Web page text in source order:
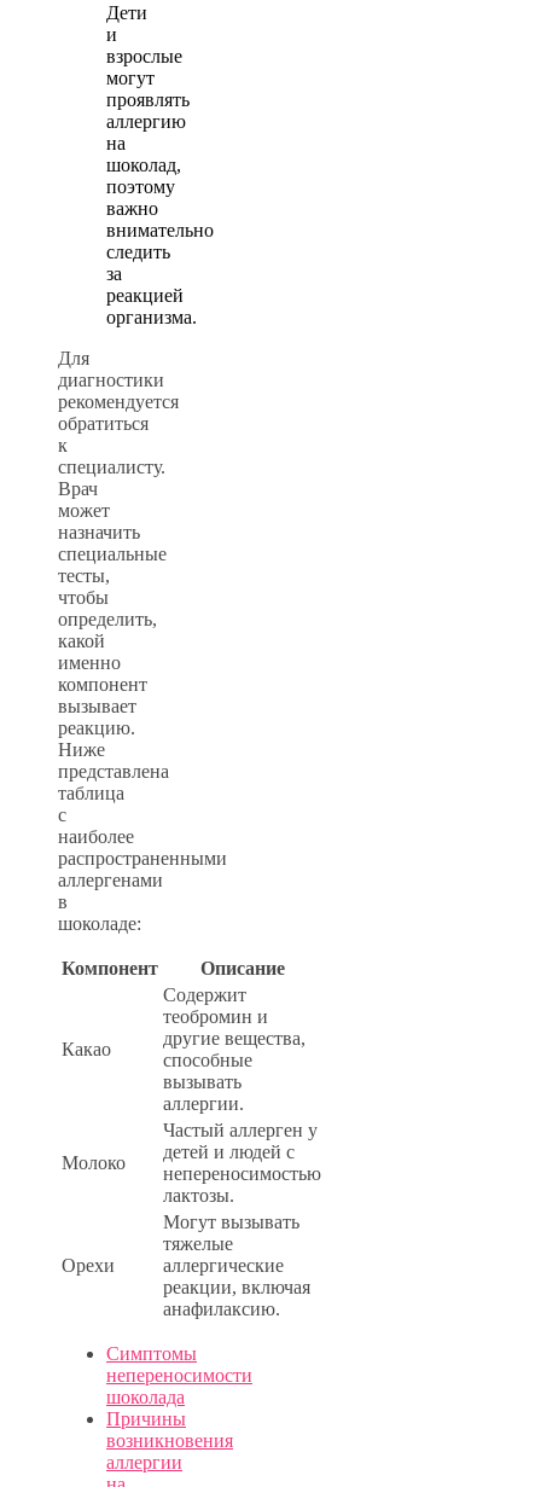
Дети
и
взрослые
могут
проявлять
аллергию
на
шоколад,
поэтому
важно
внимательно
следить
за
реакцией
организма.
Для
диагностики
рекомендуется
обратиться
к
специалисту.
Врач
может
назначить
специальные
тесты,
чтобы
определить,
какой
именно
компонент
вызывает
реакцию.
Ниже
представлена
таблица
с
наиболее
распространенными
аллергенами
в
шоколаде:
Компонент Описание
Какао
Содержит
теобромин и
другие вещества,
способные
вызывать
аллергии.
Молоко
Частый аллерген у
детей и людей с
непереносимостью
лактозы.
Орехи
Могут вызывать
тяжелые
аллергические
реакции, включая
анафилаксию.
Симптомы
непереносимости
шоколада
Причины
возникновения
аллергии